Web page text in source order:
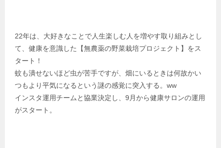
22年は、大好きなことで人生楽しむ人を増やす取り組みとし
て、健康を意識した【無農薬の野菜栽培プロジェクト】をス
タート！
蚊も潰せないほど虫が苦手ですが、畑にいるときは何故かい
つもより平気になるという謎の感覚に突入する。ww
インスタ運用チームと協業決定し、9月から健康サロンの運用
がスタート。